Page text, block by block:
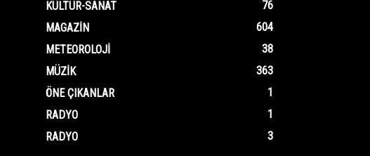
KÜLTÜR-SANAT
76
MAGAZIN
604
METEOROLOJI
38
MÜZIK
363
ÖNE ÇIKANLAR
1
RADYO
1
RADYO
3